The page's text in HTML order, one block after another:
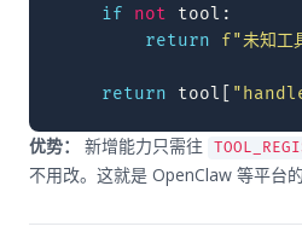
if
not tool :
return
f"未知工
return tool
优势： 新增能力只需往
不用改。这就是 OpenClaw 等平台